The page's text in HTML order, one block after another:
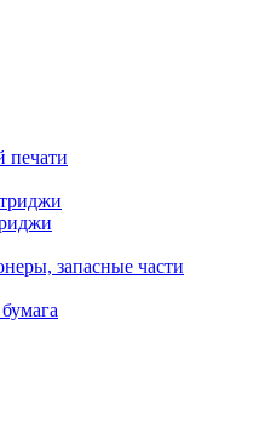
печати
запасные части